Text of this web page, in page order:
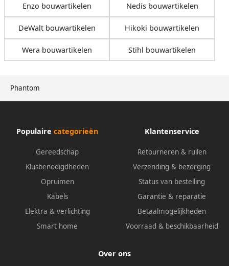
Phantom
Enzo bouwartikelen Nedis bouwartikelen
DeWalt bouwartikelen Hikoki bouwartikelen
Wera bouwartikelen Stihl bouwartikelen
Populaire categorieën
Gereedschap
Klusbenodigdheden
Opruimen
Kabels
Elektra & verlichting
Smart home
Klantenservice
Retourneren & ruilen
Verzending & bezorging
Status van bestelling
Garantie & reparatie
Betaalmogelijkheden
Voorraad & beschikbaarheid
Over ons